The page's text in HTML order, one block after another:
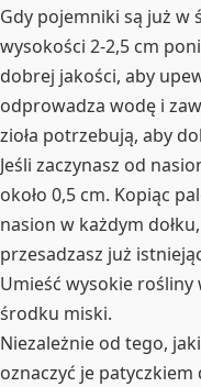
Gdy pojemniki są już w
wysokości 2-2,5 cm
dobrej jakości, aby
odprowadza wodę i
zioła potrzebują, aby
Jeśli zaczynasz od
około 0,5 cm. Kopiąc
nasion w każdym
przesadzasz już
Umieść wysokie rośliny
środku miski.
Niezależnie od tego,
oznaczyć je